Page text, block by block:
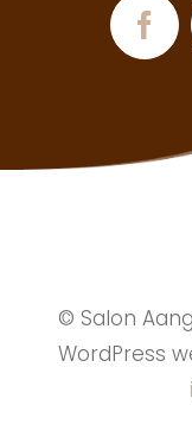
© Salon
WordPress